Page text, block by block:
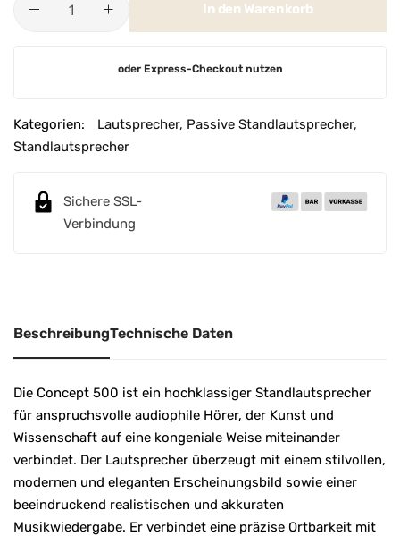
In den Warenkorb
e
r
oder Express-Checkout nutzen
Kategorien: Lautsprecher, Passive Standlautsprecher,
Standlautsprecher
Sichere SSL-
Verbindung
BeschreibungTechnische Daten
Die Concept 500 ist ein hochklassiger Standlautsprecher
für anspruchsvolle audiophile Hörer, der Kunst und
Wissenschaft auf eine kongeniale Weise miteinander
verbindet. Der Lautsprecher überzeugt mit einem stilvollen,
modernen und eleganten Erscheinungsbild sowie einer
beeindruckend realistischen und akkuraten
Musikwiedergabe. Er verbindet eine präzise Ortbarkeit mit